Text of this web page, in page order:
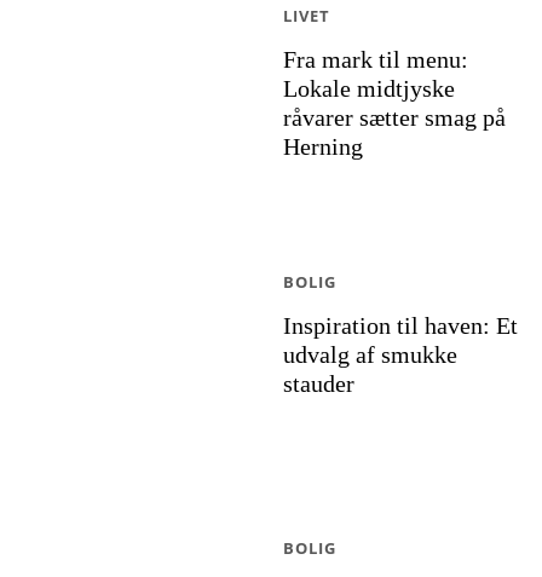
Fra mark til menu:
Lokale midtjyske
råvarer sætter smag på
Herning
LIVET
Inspiration til haven: Et
udvalg af smukke
stauder
BOLIG
BOLIG